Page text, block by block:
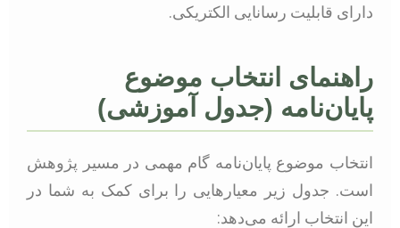
دارای قابلیت رسانایی الکتریکی.
راهنمای انتخاب موضوع
پایان‌نامه (جدول آموزشی)
انتخاب موضوع پایان‌نامه گام مهمی در مسیر پژوهش
است. جدول زیر معیارهایی را برای کمک به شما در
این انتخاب ارائه می‌دهد: